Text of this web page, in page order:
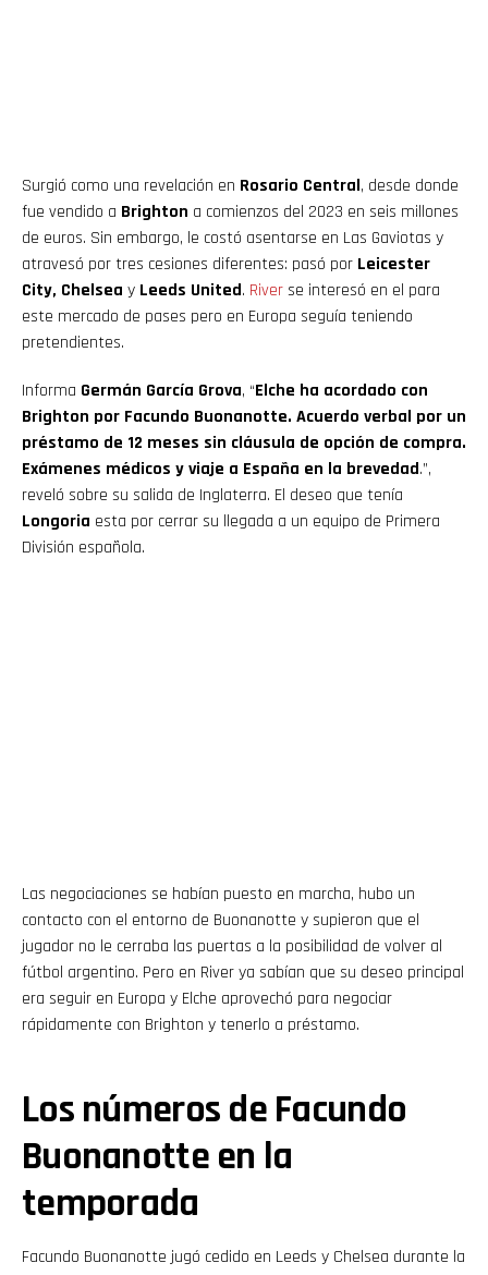
Surgió como una revelación en Rosario Central, desde donde
fue vendido a Brighton a comienzos del 2023 en seis millones
de euros. Sin embargo, le costó asentarse en Las Gaviotas y
atravesó por tres cesiones diferentes: pasó por Leicester
City, Chelsea y Leeds United. Riverse interesó en el para
este mercado de pases pero en Europa seguía teniendo
pretendientes.
Informa Germán García Grova, “Elche ha acordado con
Brighton por Facundo Buonanotte. Acuerdo verbal por un
préstamo de 12 meses sin cláusula de opción de compra.
Exámenes médicos y viaje a España en la brevedad.”,
reveló sobre su salida de Inglaterra. El deseo que tenía
Longoria esta por cerrar su llegada a un equipo de Primera
División española.
Las negociaciones se habían puesto en marcha, hubo un
contacto con el entorno de Buonanotte y supieron que el
jugador no le cerraba las puertas a la posibilidad de volver al
fútbol argentino. Pero en River ya sabían que su deseo principal
era seguir en Europa y Elche aprovechó para negociar
rápidamente con Brighton y tenerlo a préstamo.
Los números de Facundo
Buonanotte en la
temporada
Facundo Buonanotte jugó cedido en Leeds y Chelsea durante la